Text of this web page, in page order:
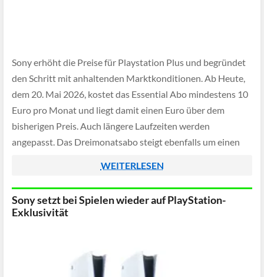
Sony erhöht die Preise für Playstation Plus und begründet
den Schritt mit anhaltenden Marktkonditionen. Ab Heute,
dem 20. Mai 2026, kostet das Essential Abo mindestens 10
Euro pro Monat und liegt damit einen Euro über dem
bisherigen Preis. Auch längere Laufzeiten werden
angepasst. Das Dreimonatsabo steigt ebenfalls um einen
WEITERLESEN
Sony setzt bei Spielen wieder auf PlayStation-
Exklusivität